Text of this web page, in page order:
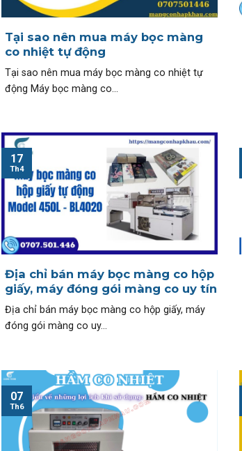
Tại sao nên mua máy bọc màng
co nhiệt tự động
Tại sao nên mua máy bọc màng co nhiệt tự
động Máy bọc màng co...
Địa chỉ bán máy bọc màng co hộp
giấy, máy đóng gói màng co uy tín
Địa chỉ bán máy bọc màng co hộp giấy, máy
đóng gói màng co uy...
17
Th4
07
Th6